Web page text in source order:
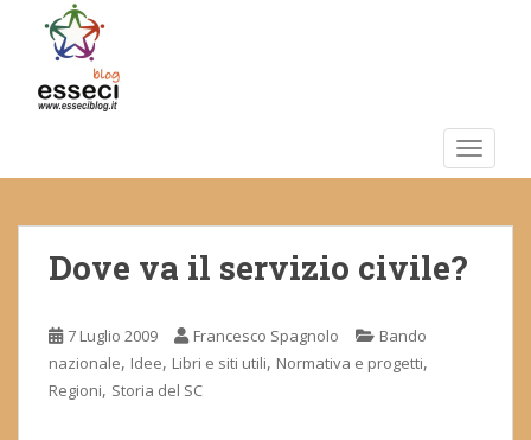
m
Dove va il servizio civile?
7 Luglio 2009 Francesco Spagnolo
Bando
nazionale, Idee, Libri e siti utili, Normativa e progetti,
Regioni, Storia del SC